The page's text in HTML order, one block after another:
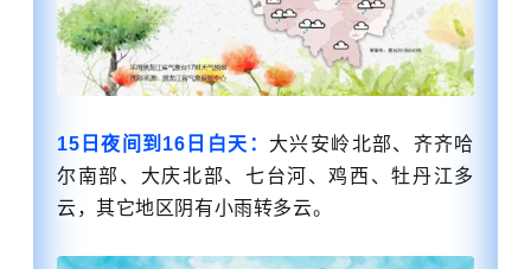
15日夜间到16日白天： 大兴安岭北部、齐齐哈
尔南部、大庆北部、七台河、鸡西、牡丹江多
云，其它地区阴有小雨转多云。